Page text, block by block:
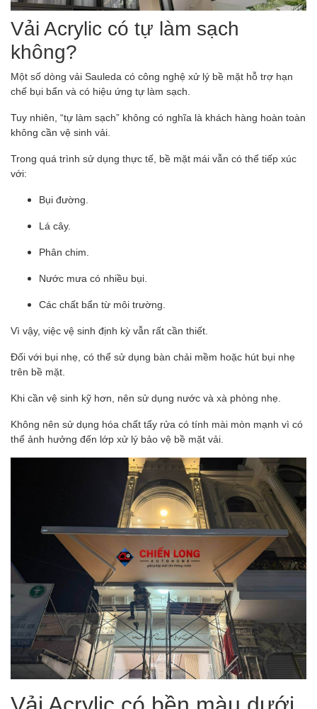
Vải Acrylic có tự làm sạch
không?
Một số dòng vải Sauleda có công nghệ xử lý bề mặt hỗ trợ hạn
chế bụi bẩn và có hiệu ứng tự làm sạch.
Tuy nhiên, “tự làm sạch” không có nghĩa là khách hàng hoàn toàn
không cần vệ sinh vải.
Trong quá trình sử dụng thực tế, bề mặt mái vẫn có thể tiếp xúc
với:
Bụi đường.
Lá cây.
Phân chim.
Nước mưa có nhiều bụi.
Các chất bẩn từ môi trường.
Vì vậy, việc vệ sinh định kỳ vẫn rất cần thiết.
Đối với bụi nhẹ, có thể sử dụng bàn chải mềm hoặc hút bụi nhẹ
trên bề mặt.
Khi cần vệ sinh kỹ hơn, nên sử dụng nước và xà phòng nhẹ.
Không nên sử dụng hóa chất tẩy rửa có tính mài mòn mạnh vì có
thể ảnh hưởng đến lớp xử lý bảo vệ bề mặt vải.